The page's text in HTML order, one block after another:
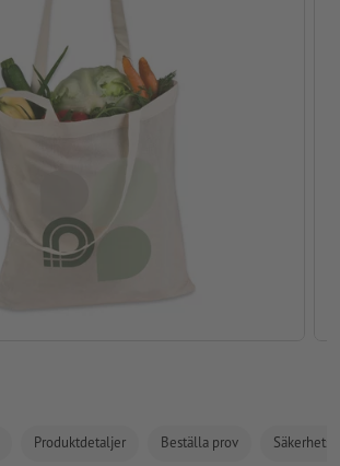
Produktdetaljer Beställa prov